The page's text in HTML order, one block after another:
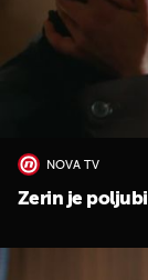
NOVA TV
Zerin je